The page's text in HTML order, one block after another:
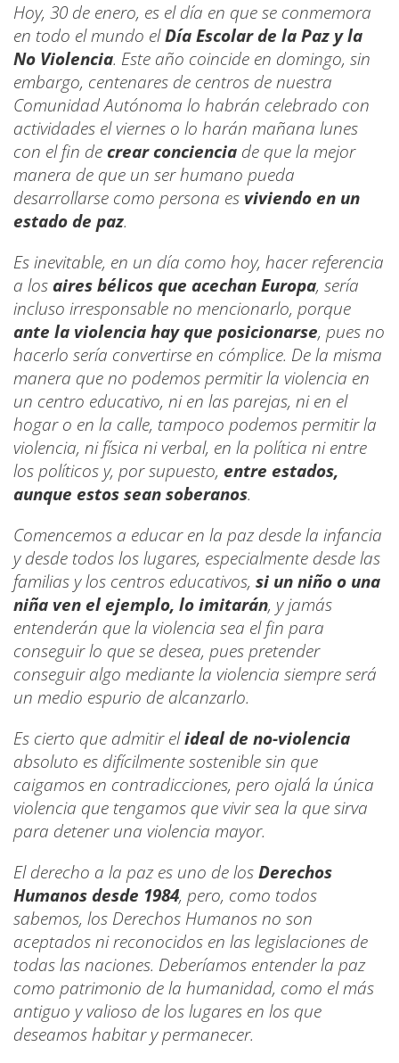
Hoy, 30 de enero, es el día en que se conmemora
en todo el mundo elDía Escolar de la Paz y la
No Violencia. Este año coincide en domingo, sin
embargo, centenares de centros de nuestra
Comunidad Autónoma lo habrán celebrado con
actividades el viernes o lo harán mañana lunes
con el fin decrear conciencia de que la mejor
manera de que un ser humano pueda
desarrollarse como persona es viviendo en un
estado de paz.
Es inevitable, en un día como hoy, hacer referencia
a losaires bélicos que acechan Europa, sería
incluso irresponsable no mencionarlo, porque
ante la violencia hay que posicionarse, pues no
hacerlo sería convertirse en cómplice. De la misma
manera que no podemos permitir la violencia en
un centro educativo, ni en las parejas, ni en el
hogar o en la calle, tampoco podemos permitir la
violencia, ni física ni verbal, en la política ni entre
los políticos y, por supuesto, entre estados,
aunque estos sean soberanos.
Comencemos a educar en la paz desde la infancia
y desde todos los lugares, especialmente desde las
familias y los centros educativos, si un niño o una
niña ven el ejemplo, lo imitarán, y jamás
entenderán que la violencia sea el fin para
conseguir lo que se desea, pues pretender
conseguir algo mediante la violencia siempre será
un medio espurio de alcanzarlo.
Es cierto que admitir elideal de no-violencia
absoluto es difícilmente sostenible sin que
caigamos en contradicciones, pero ojalá la única
violencia que tengamos que vivir sea la que sirva
para detener una violencia mayor.
El derecho a la paz es uno de losDerechos
Humanos desde 1984, pero, como todos
sabemos, los Derechos Humanos no son
aceptados ni reconocidos en las legislaciones de
todas las naciones. Deberíamos entender la paz
como patrimonio de la humanidad, como el más
antiguo y valioso de los lugares en los que
deseamos habitar y permanecer.